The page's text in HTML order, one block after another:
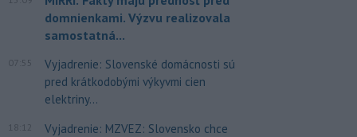
domnienkami. Výzvu realizovala
samostatná...
07:55
Vyjadrenie: Slovenské domácnosti sú
pred krátkodobými výkyvmi cien
elektriny...
18:12
Vyjadrenie: MZVEZ: Slovensko chce